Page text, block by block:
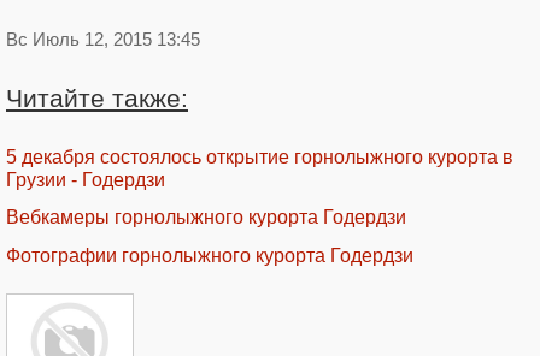
Вс Июль 12, 2015 13:45
Читайте также:
5 декабря состоялось открытие горнолыжного курорта в
Грузии - Годердзи
Вебкамеры горнолыжного курорта Годердзи
Фотографии горнолыжного курорта Годердзи